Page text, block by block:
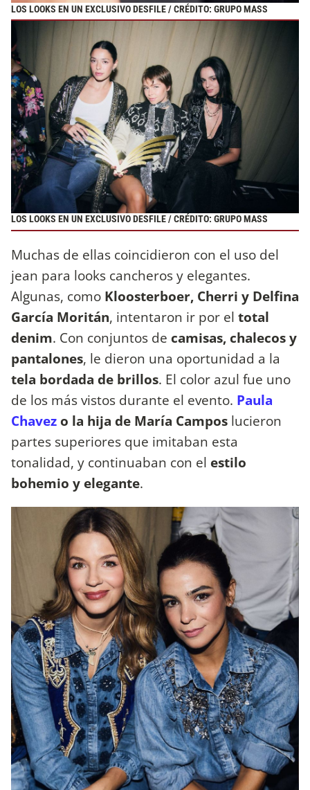
LOS LOOKS EN UN EXCLUSIVO DESFILE / CRÉDITO: GRUPO MASS
LOS LOOKS EN UN EXCLUSIVO DESFILE / CRÉDITO: GRUPO MASS
Muchas de ellas coincidieron con el uso del
jean para looks cancheros y elegantes.
Algunas, como Kloosterboer, Cherri y Delfina
García Moritán, intentaron ir por el total
denim. Con conjuntos de camisas, chalecos y
pantalones, le dieron una oportunidad a la
tela bordada de brillos. El color azul fue uno
de los más vistos durante el evento. Paula
Chavez o la hija de María Campos lucieron
partes superiores que imitaban esta
tonalidad, y continuaban con el estilo
bohemio y elegante.